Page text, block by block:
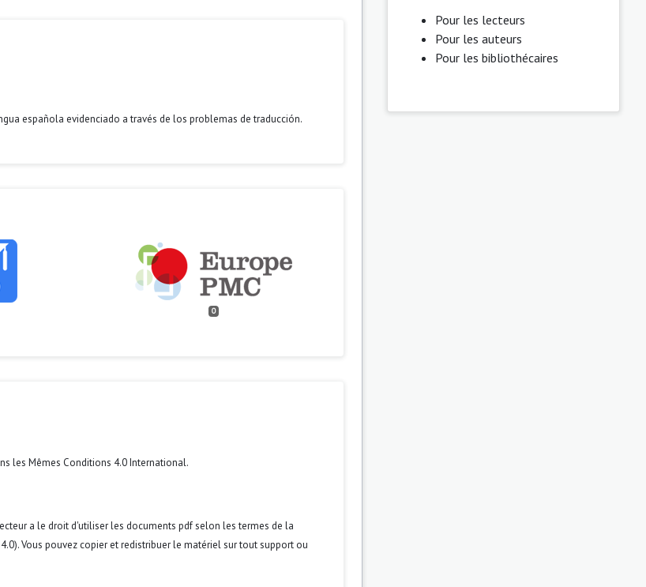
española evidenciado a través de los problemas de traducción.
0
les Mêmes Conditions 4.0 International.
a le droit d'utiliser les documents pdf selon les termes de la
Vous pouvez copier et redistribuer le matériel sur tout support ou
Pour les lecteurs
Pour les auteurs
Pour les bibliothécaires